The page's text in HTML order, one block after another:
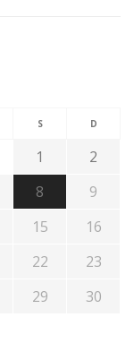
S D
1
2
8
9
15
16
22
23
29
30